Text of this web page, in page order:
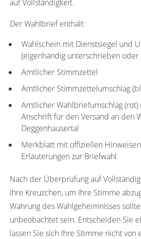
auf Vollständigkeit.
Der Wahlbrief enthält:
Wahlschein mit Dienstsiegel und
(eigenhändig unterschrieben
Amtlicher Stimmzettel
Amtlicher Stimmzettelumschlag
Amtlicher Wahlbriefumschlag
Anschrift für den Versand an den
Deggenhausertal
Merkblatt mit offiziellen
Erläuterungen zur Briefwahl
Nach der Überprüfung auf
Ihre Kreuzchen, um Ihre Stimme
Wahrung des Wahlgeheimnisses
unbeobachtet sein. Entscheiden Sie
lassen Sie sich Ihre Stimme nicht von